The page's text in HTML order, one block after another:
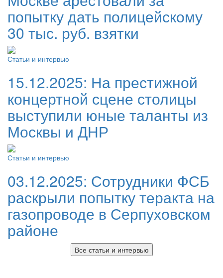
попытку дать полицейскому
30 тыс. руб. взятки
Статьи и интервью
15.12.2025: На престижной
концертной сцене столицы
выступили юные таланты из
Москвы и ДНР
Статьи и интервью
03.12.2025: Сотрудники ФСБ
раскрыли попытку теракта на
газопроводе в Серпуховском
районе
Все статьи и интервью